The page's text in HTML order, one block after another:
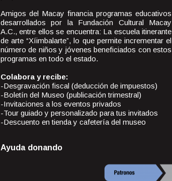
Amigos del Macay financia programas educativos
desarrollados por la Fundación Cultural Macay
A.C., entre ellos se encuentra: La escuela itinerante
de arte “Xíimbalarte”, lo que permite incrementar el
número de niños y jóvenes beneficiados con estos
programas en todo el estado.
Colabora y recibe:
-Desgravación fiscal (deducción de impuestos)
-Boletín del Museo (publicación trimestral)
-Invitaciones a los eventos privados
-Tour guiado y personalizado para tus invitados
-Descuento en tienda y cafetería del museo
Ayuda donando